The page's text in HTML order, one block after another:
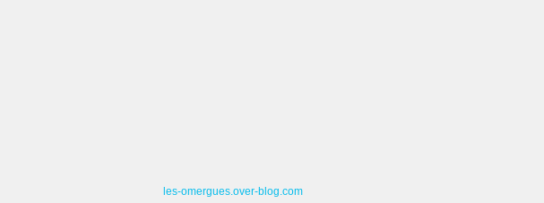
les-omergues.over-blog.com